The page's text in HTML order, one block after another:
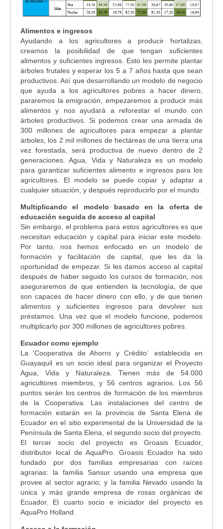
Alimentos e ingresos
Ayudando a los agricultores a producir hortalizas,
creamos la posibilidad de que tengan suficientes
alimentos y suficientes ingresos. Esto les permite plantar
árboles frutales y esperar los 5 a 7 años hasta que sean
productivos. Así que desarrollando un modelo de negocio
que ayuda a los agricultores pobres a hacer dinero,
pararemos la emigración, empezaremos a producir más
alimentos y nos ayudará a reforestar el mundo con
árboles productivos. Si podemos crear una armada de
300 millones de agricultores para empezar a plantar
árboles, los 2 mil millones de hectáreas de una tierra una
vez forestada, será productiva de nuevo dentro de 2
generaciones. Agua, Vida y Naturaleza es un modelo
para garantizar suficientes alimento e ingresos para los
agricultores. El modelo se puede copiar y adaptar a
cualquier situación, y después reproducirlo por el mundo.
Multiplicando el modelo basado en la oferta de
educación seguida de acceso al capital
Sin embargo, el problema para estos agricultores es que
necesitan educación y capital para iniciar este modelo.
Por tanto, nos hemos enfocado en un modelo de
formación y facilitación de capital, que les da la
oportunidad de empezar. Si les damos acceso al capital
después de haber seguido los cursos de formación, nos
aseguraremos de que entienden la tecnología, de que
son capaces de hacer dinero con ello, y de que tienen
alimentos y suficientes ingresos para devolver sus
préstamos. Una vez que el modelo funcione, podemos
multiplicarlo por 300 millones de agricultores pobres.
Ecuador como ejemplo
La 'Cooperativa de Ahorro y Crédito´ establecida en
Guayaquil es un socio ideal para organizar el Proyecto
Agua, Vida y Naturaleza. Tienen más de 54.000
agricultores miembros, y 56 centros agrarios. Los 56
puntos serán los centros de formación de los miembros
de la Cooperativa. Las instalaciones del centro de
formación estarán en la provincia de Santa Elena de
Ecuador en el sitio experimental de la Universidad de la
Península de Santa Elena, el segundo socio del proyecto.
El tercer socio del proyecto es Groasis Ecuador,
distributor local de AquaPro. Groasis Ecuador ha sido
fundado por dos familias empresarias con raíces
agrarias: la familia Sansur usando una empresa que
provee al sector agrario; y la familia Nevado usando la
única y más grande empresa de rosas orgánicas de
Ecuador. El cuarto socio e iniciador del proyecto es
AquaPro Holland.